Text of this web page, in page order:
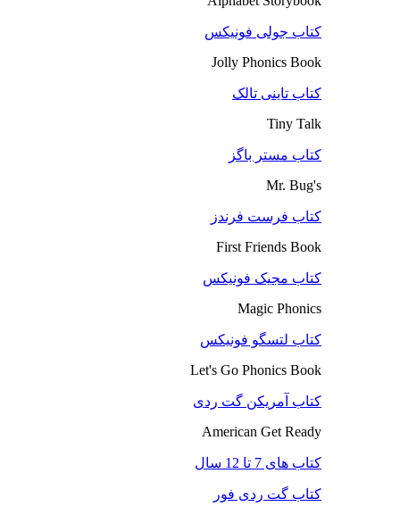
کتاب جولی فونیکس
Jolly Phonics Book
کتاب تاینی تالک
Tiny Talk
کتاب مستر باگز
Mr. Bug's
کتاب فرست فرندز
First Friends Book
کتاب مجیک فونیکس
Magic Phonics
کتاب لتسگو فونیکس
Let's Go Phonics Book
کتاب آمریکن گت ردی
American Get Ready
کتاب های 7 تا 12 سال
کتاب گت ردی فور